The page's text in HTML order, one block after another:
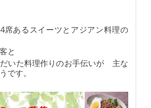
席あるスイーツとアジアン料理の
と
いた料理作りのお手伝いが 主な
です。